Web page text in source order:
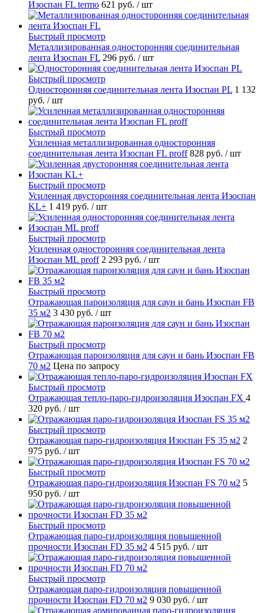
Изоспан FL termo 621 руб. / шт
Быстрый просмотр
Металлизированная односторонняя соединительная
лента Изоспан FL 296 руб. / шт
Быстрый просмотр
Односторонняя соединительная лента Изоспан PL 1 132
руб. / шт
Быстрый просмотр
Усиленная металлизированная односторонняя
соединительная лента Изоспан FL proff 828 руб. / шт
Быстрый просмотр
Усиленная двусторонняя соединительная лента Изоспан
KL+ 1 419 руб. / шт
Быстрый просмотр
Усиленная односторонняя соединительная лента
Изоспан ML proff 2 293 руб. / шт
Быстрый просмотр
Отражающая пароизоляция для саун и бань Изоспан FB
35 м2 3 430 руб. / шт
Быстрый просмотр
Отражающая пароизоляция для саун и бань Изоспан FB
70 м2 Цена по запросу
Быстрый просмотр
Отражающая тепло-паро-гидроизоляция Изоспан FХ 4
320 руб. / шт
Быстрый просмотр
Отражающая паро-гидроизоляция Изоспан FS 35 м2 2
975 руб. / шт
Быстрый просмотр
Отражающая паро-гидроизоляция Изоспан FS 70 м2 5
950 руб. / шт
Быстрый просмотр
Отражающая паро-гидроизоляция повышенной
прочности Изоспан FD 35 м2 4 515 руб. / шт
Быстрый просмотр
Отражающая паро-гидроизоляция повышенной
прочности Изоспан FD 70 м2 9 030 руб. / шт